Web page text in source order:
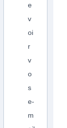
e
v
oi
r
v
o
s
e-
m